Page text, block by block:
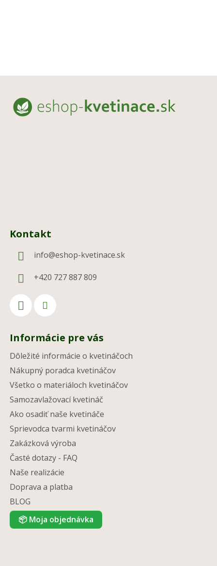
Kontakt
info@eshop-kvetinace.sk
+420 727 887 809
Informácie pre vás
Dôležité informácie o kvetináčoch
Nákupný poradca kvetináčov
Všetko o materiáloch kvetináčov
Samozavlažovací kvetináč
Ako osadiť naše kvetináče
Sprievodca tvarmi kvetináčov
Zakázková výroba
Časté dotazy - FAQ
Naše realizácie
Doprava a platba
BLOG
📦 Moja objednávka